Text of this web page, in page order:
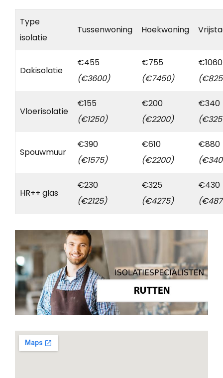
Type
isolatie
Tussenwoning Hoekwoning
Dakisolatie
€455
(€3600)
€755
(€7450)
€1060
Vloerisolatie
€155
(€1250)
€200
(€2200)
€340
Spouwmuur
€390
(€1575)
€610
(€2200)
€880
HR++ glas
€230
(€2125)
€325
(€4275)
€430